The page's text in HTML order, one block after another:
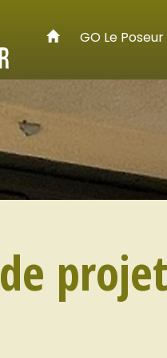
GO Le Poseur